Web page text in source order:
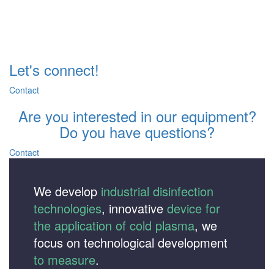
Let's connect!
Contact
Are you interested in our equipment?
Do you have questions?
Contact
We develop industrial disinfection
technologies, innovative device for
the application of cold plasma, we
focus on technological development
to measure.